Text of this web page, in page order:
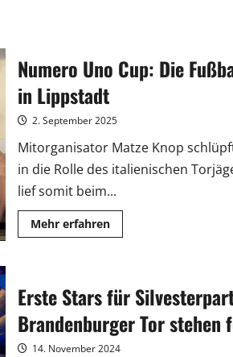
Numero Uno Cup: Die
in Lippstadt
2. September 2025
Mitorganisator Matze Knop
in die Rolle des italienischen
lief somit beim...
Mehr erfahrenMehr
Informationen
Die
Fußball-
zu
Gast
in
Erste Stars für
Brandenburger Tor stehen
14. November 2024